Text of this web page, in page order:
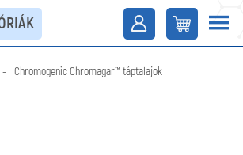
- Chromogenic Chromagar™ táptalajok